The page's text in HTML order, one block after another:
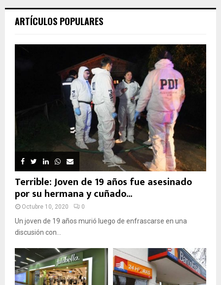
ARTÍCULOS POPULARES
Terrible: Joven de 19 años fue asesinado
por su hermana y cuñado...
Octubre 10, 2020 0
Un joven de 19 años murió luego de enfrascarse en una
discusión con...